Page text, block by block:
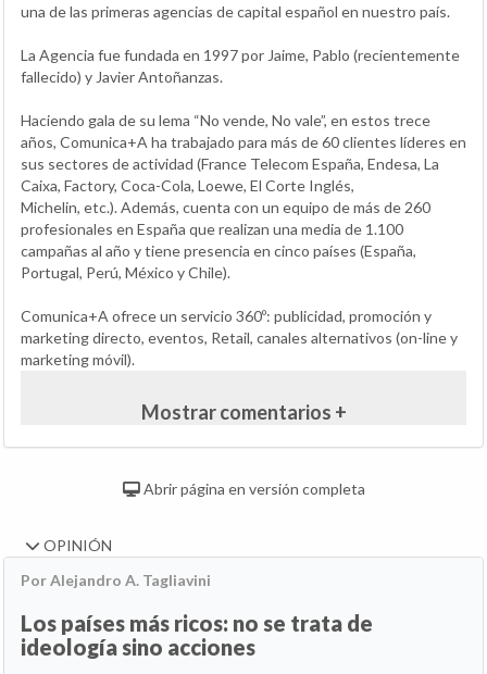
una de las primeras agencias de capital español en nuestro país.
La Agencia fue fundada en 1997 por Jaime, Pablo (recientemente
fallecido) y Javier Antoñanzas.
Haciendo gala de su lema “No vende, No vale”, en estos trece
años, Comunica+A ha trabajado para más de 60 clientes líderes en
sus sectores de actividad (France Telecom España, Endesa, La
Caixa, Factory, Coca-Cola, Loewe, El Corte Inglés,
Michelin, etc.). Además, cuenta con un equipo de más de 260
profesionales en España que realizan una media de 1.100
campañas al año y tiene presencia en cinco países (España,
Portugal, Perú, México y Chile).
Comunica+A ofrece un servicio 360º: publicidad, promoción y
marketing directo, eventos, Retail, canales alternativos (on-line y
marketing móvil).
Mostrar comentarios +
Abrir página en versión completa
OPINIÓN
Por Alejandro A. Tagliavini
Los países más ricos: no se trata de
ideología sino acciones